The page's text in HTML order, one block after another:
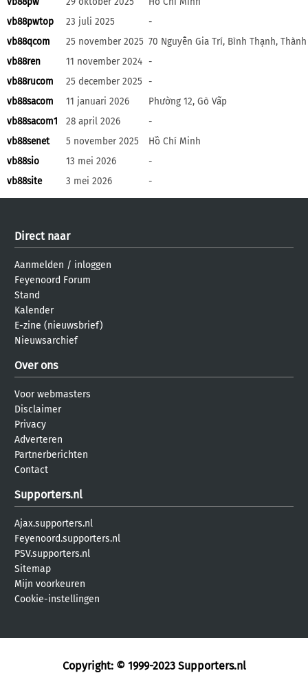
vb88pwtop
23 juli 2025
-
vb88qcom
25 november 2025 70 Nguyễn Gia Trí, Bình Thạnh,
vb88ren
11 november 2024 -
vb88rucom
25 december 2025 -
vb88sacom
11 januari 2026
Phường 12, Gò Vấp
vb88sacom1
28 april 2026
-
vb88senet
5 november 2025
Hồ Chí Minh
vb88sio
13 mei 2026
-
vb88site
3 mei 2026 -
Direct naar
Aanmelden / inloggen
Feyenoord Forum
Stand
Kalender
E-zine (nieuwsbrief)
Nieuwsarchief
Over ons
Voor webmasters
Disclaimer
Privacy
Adverteren
Partnerberichten
Contact
Supporters.nl
Ajax.supporters.nl
Feyenoord.supporters.nl
PSV.supporters.nl
Sitemap
Mijn voorkeuren
Cookie-instellingen
Copyright: © 1999-2023 Supporters.nl